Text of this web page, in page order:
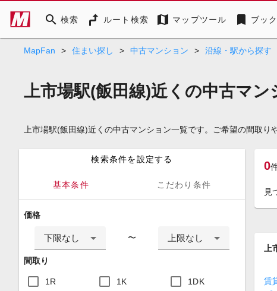
search 検索 ルート検索 map マップツール bookmark ブッ
MapFan > 住まい探し > 中古マンション > 沿線・駅から探す
上市場駅(飯田線)近くの中古マン
上市場駅(飯田線)近くの中古マンション一覧です。ご希望の間取
検索条件を設定する
基本条件 こだわり条件
価格
下限なし 〜 上限なし
間取り
1R 1K 1DK
0
見
賃